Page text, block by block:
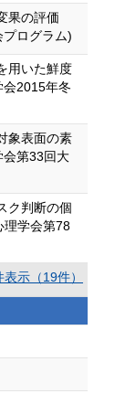
果の評価
ログラム)
用いた鮮度
会2015年冬
象表面の素
会第33回大
ク判断の個
理学会第78
表示（19件）